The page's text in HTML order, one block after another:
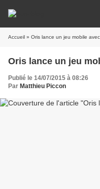
Accueil » Oris lance un jeu mobile
Oris lance un jeu
Publié le 14/07/2015 à 08:26
Par Matthieu Piccon